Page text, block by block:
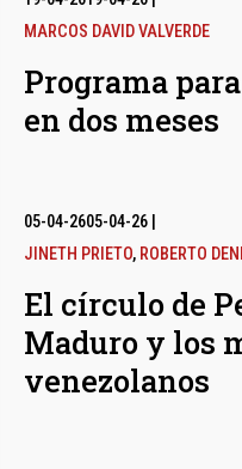
MARCOS DAVID VALVERDE
Programa
en dos meses
05-04-2605-04-26
JINETH PRIETO, ROBERTO
El círculo de
Maduro y los
venezolanos